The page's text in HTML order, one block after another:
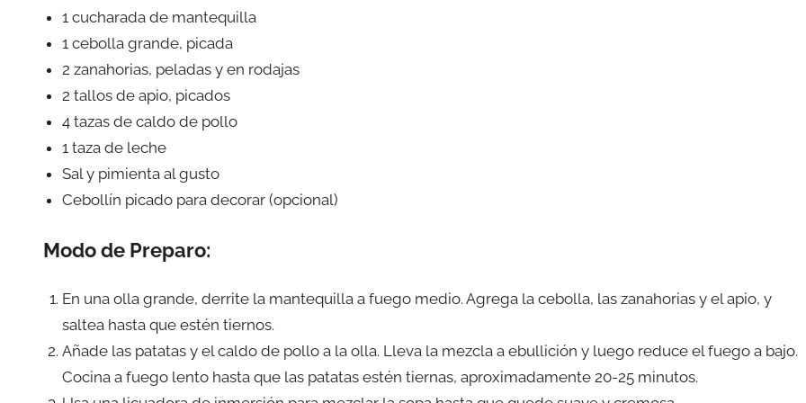
1 cucharada de mantequilla
1 cebolla grande, picada
2 zanahorias, peladas y en rodajas
2 tallos de apio, picados
4 tazas de caldo de pollo
1 taza de leche
Sal y pimienta al gusto
Cebollín picado para decorar (opcional)
Modo de Preparo:
En una olla grande, derrite la mantequilla a fuego medio. Agrega la cebolla, las zanahorias y el apio, y
saltea hasta que estén tiernos.
Añade las patatas y el caldo de pollo a la olla. Lleva la mezcla a ebullición y luego reduce el fuego a bajo.
Cocina a fuego lento hasta que las patatas estén tiernas, aproximadamente 20-25 minutos.